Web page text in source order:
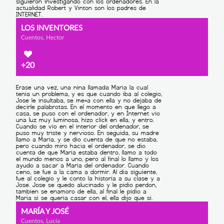
LOS INVENTORES
Cuentos, Hector
+20
MARÍA Y JOSÉ
Cuentos, Lucía